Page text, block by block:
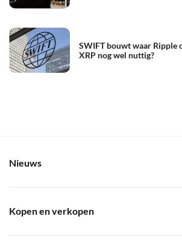
SWIFT bouwt waar Ripple
XRP nog wel nuttig?
Nieuws
Kopen en verkopen